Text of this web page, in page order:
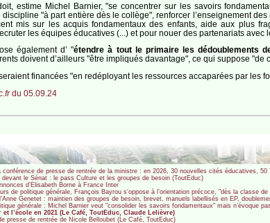
estime Michel Barnier, "se concentrer sur les savoirs
discipline "à part entière dès le collège", renforcer l’enseignement
mis sur les acquis fondamentaux des enfants, aide aux plus
les équipes éducatives (...) et pour nouer des partenariats avec
également d’ "étendre à tout le primaire les dédoublements
doivent d’ailleurs "être impliqués davantage", ce qui suppose
financées "en redéployant les ressources accaparées par les
du 05.09.24
conférence de presse de rentrée de la ministre : en 2026, 30 nouvelles cités éducatives,
devant le Sénat : le pass Culture et les groupes de besoin (ToutEduc)
d’Elisabeth Borne à France Inter
de politique générale, François Bayrou s’oppose à l’orientation précoce, "dès la classe
Genetet : maintien des groupes de besoin, brevet, manuels labellisés en EP,
générale : Michel Barnier veut "consolider les savoirs fondamentaux" mais n’évoque
l’école en 2021 (Le Café, ToutEduc, Claude Lelièvre)
presse de rentrée de Nicole Belloubet (Le Café, ToutEduc)